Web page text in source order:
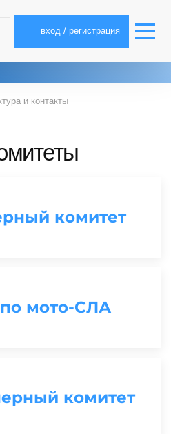
вход / регистрация
и контакты
комитет
мото-СЛА
комитет